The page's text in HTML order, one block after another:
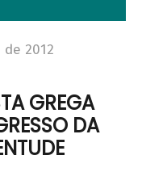
2012
GREGA
DA